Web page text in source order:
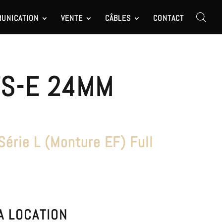
VENTE CÂBLES CONTACT
E 24MM
L (Monture EF) Full
LOCATION